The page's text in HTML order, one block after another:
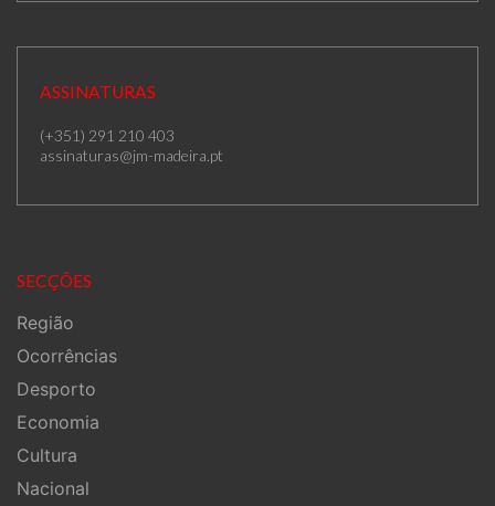
ASSINATURAS
(+351) 291 210 403
assinaturas@jm-madeira.pt
SECÇÕES
Região
Ocorrências
Desporto
Economia
Cultura
Nacional